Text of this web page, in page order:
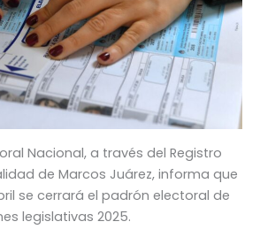
Nacional, a través del Registro
de Marcos Juárez, informa que
se cerrará el padrón electoral de
legislativas 2025.